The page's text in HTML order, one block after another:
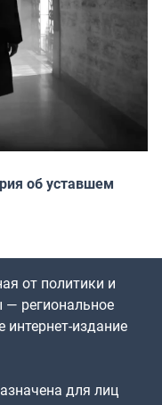
об уставшем
от политики и
— региональное
издание
для лиц